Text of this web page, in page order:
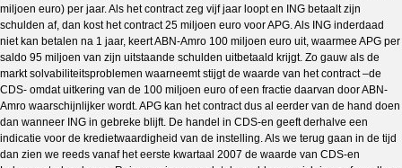
miljoen euro) per jaar. Als het contract zeg vijf jaar loopt en ING betaalt zijn
schulden af, dan kost het contract 25 miljoen euro voor APG. Als ING inderdaad
niet kan betalen na 1 jaar, keert ABN-Amro 100 miljoen euro uit, waarmee APG per
saldo 95 miljoen van zijn uitstaande schulden uitbetaald krijgt. Zo gauw als de
markt solvabiliteitsproblemen waarneemt stijgt de waarde van het contract –de
CDS- omdat uitkering van de 100 miljoen euro of een fractie daarvan door ABN-
Amro waarschijnlijker wordt. APG kan het contract dus al eerder van de hand doen
dan wanneer ING in gebreke blijft. De handel in CDS-en geeft derhalve een
indicatie voor de kredietwaardigheid van de instelling. Als we terug gaan in de tijd
dan zien we reeds vanaf het eerste kwartaal 2007 de waarde van CDS-en